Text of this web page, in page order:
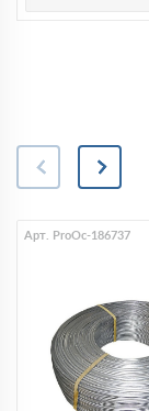
Арт. ProOc-186737